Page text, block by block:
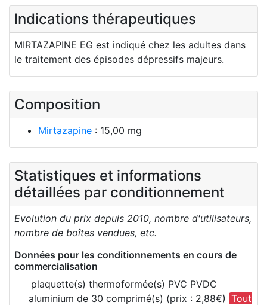
Indications thérapeutiques
MIRTAZAPINE EG est indiqué chez les adultes dans
le traitement des épisodes dépressifs majeurs.
Composition
Mirtazapine : 15,00 mg
Statistiques et informations
détaillées par conditionnement
Evolution du prix depuis 2010, nombre d'utilisateurs,
nombre de boîtes vendues, etc.
Données pour les conditionnements en cours de
commercialisation
plaquette(s) thermoformée(s) PVC PVDC
aluminium de 30 comprimé(s) (prix : 2,88€) Tout